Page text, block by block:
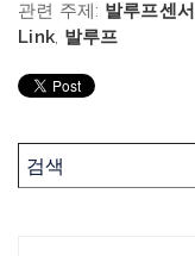
관련 주제: 발루프센서
Link, 발루프